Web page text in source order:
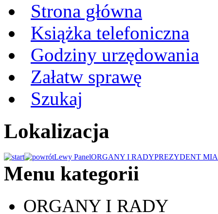
Strona główna
Książka telefoniczna
Godziny urzędowania
Załatw sprawę
Szukaj
Lokalizacja
Lewy PanelORGANY I RADYPREZYDENT
Menu kategorii
ORGANY I RADY